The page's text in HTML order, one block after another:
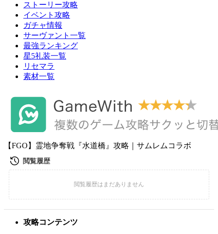
ストーリー攻略
イベント攻略
ガチャ情報
サーヴァント一覧
最強ランキング
星5礼装一覧
リセマラ
素材一覧
【FGO】霊地争奪戦『水道橋』攻略｜サムレムコラボ
攻略コンテンツ